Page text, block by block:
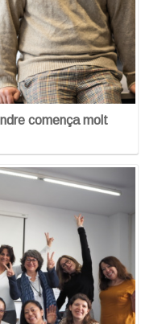
comença molt